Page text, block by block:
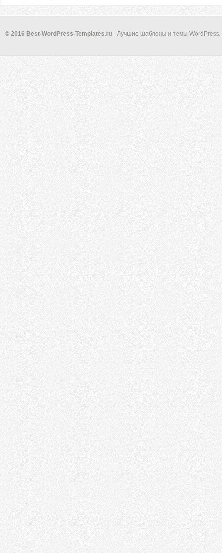
© 2016 Best-WordPress-Templates.ru - Лучшие шаблоны и темы